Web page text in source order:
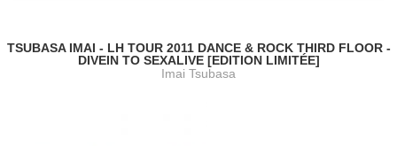
TSUBASA IMAI - LH TOUR 2011 DANCE & ROCK THIRD FLOOR -
DIVEIN TO SEXALIVE [EDITION LIMITÉE]
Imai Tsubasa